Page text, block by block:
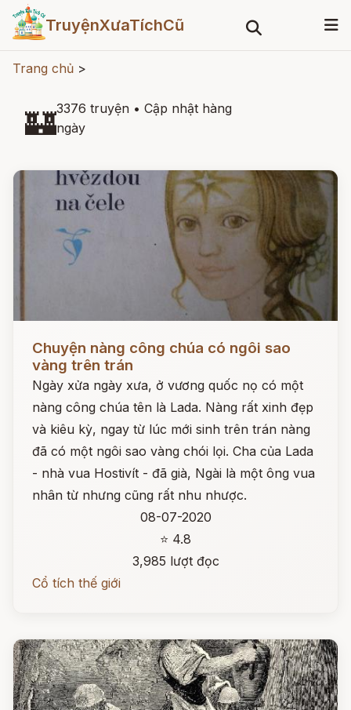
TruyệnXưaTíchCũ
Trang chủ >
🏰3376 truyện • Cập nhật hàng
ngày
Chuyện nàng công chúa có ngôi sao
vàng trên trán
Ngày xửa ngày xưa, ở vương quốc nọ có một
nàng công chúa tên là Lada. Nàng rất xinh đẹp
và kiêu kỳ, ngay từ lúc mới sinh trên trán nàng
đã có một ngôi sao vàng chói lọi. Cha của Lada
- nhà vua Hostivít - đã già, Ngài là một ông vua
nhân từ nhưng cũng rất nhu nhược.
08-07-2020
⭐ 4.8
3,985 lượt đọc
Cổ tích thế giới